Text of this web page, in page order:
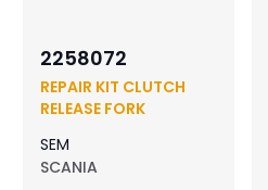
2258072
REPAIR KIT CLUTCH
RELEASE FORK
SEM
SCANIA